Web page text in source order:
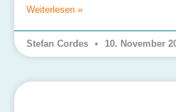
Weiterlesen »
Stefan Cordes 10. November